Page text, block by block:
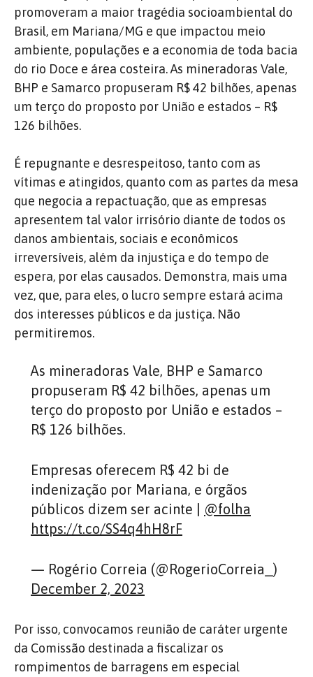
promoveram a maior tragédia socioambiental do
Brasil, em Mariana/MG e que impactou meio
ambiente, populações e a economia de toda bacia
do rio Doce e área costeira. As mineradoras Vale,
BHP e Samarco propuseram R$ 42 bilhões, apenas
um terço do proposto por União e estados – R$
126 bilhões.
É repugnante e desrespeitoso, tanto com as
vítimas e atingidos, quanto com as partes da mesa
que negocia a repactuação, que as empresas
apresentem tal valor irrisório diante de todos os
danos ambientais, sociais e econômicos
irreversíveis, além da injustiça e do tempo de
espera, por elas causados. Demonstra, mais uma
vez, que, para eles, o lucro sempre estará acima
dos interesses públicos e da justiça. Não
permitiremos.
As mineradoras Vale, BHP e Samarco
propuseram R$ 42 bilhões, apenas um
terço do proposto por União e estados –
R$ 126 bilhões.
Empresas oferecem R$ 42 bi de
indenização por Mariana, e órgãos
públicos dizem ser acinte | @folha
https://t.co/SS4q4hH8rF
— Rogério Correia (@RogerioCorreia_)
December 2, 2023
Por isso, convocamos reunião de caráter urgente
da Comissão destinada a fiscalizar os
rompimentos de barragens em especial